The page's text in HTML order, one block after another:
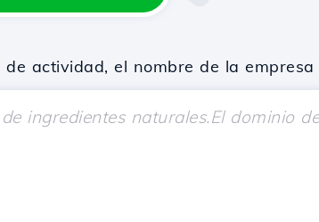
actividad, el nombre de la